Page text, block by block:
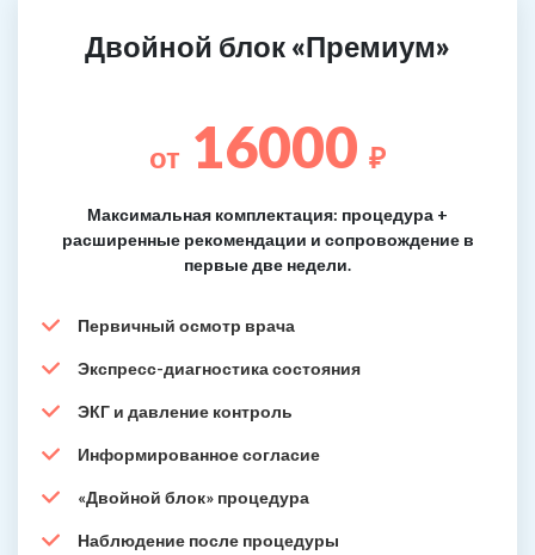
Двойной блок «Премиум»
от 16000 ₽
Максимальная комплектация: процедура +
расширенные рекомендации и сопровождение в
первые две недели.
Первичный осмотр врача
Экспресс-диагностика состояния
ЭКГ и давление контроль
Информированное согласие
«Двойной блок» процедура
Наблюдение после процедуры